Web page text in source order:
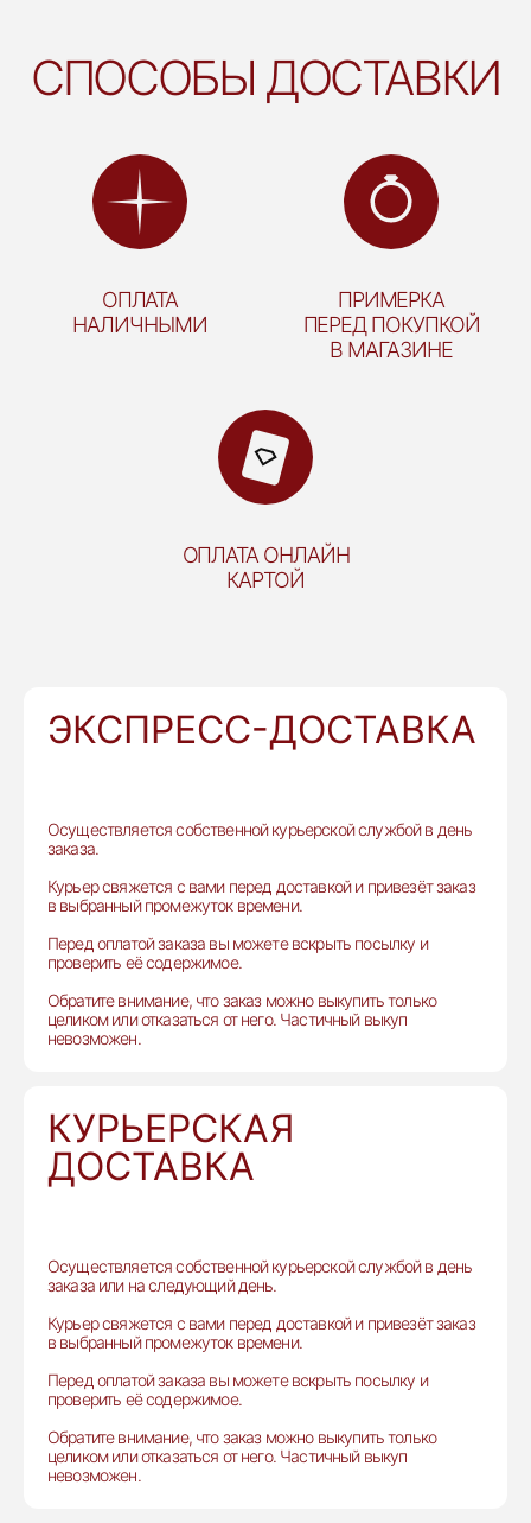
СПОСОБЫ ДОСТАВКИ
ОПЛАТА
НАЛИЧНЫМИ
ПРИМЕРКА
ПЕРЕД ПОКУПКОЙ
В МАГАЗИНЕ
ОПЛАТА ОНЛАЙН
КАРТОЙ
ЭКСПРЕСС-ДОСТАВКА
Осуществляется собственной курьерской службой в день
заказа.
Курьер свяжется с вами перед доставкой и привезёт заказ
в выбранный промежуток времени.
Перед оплатой заказа вы можете вскрыть посылку и
проверить её содержимое.
Обратите внимание, что заказ можно выкупить только
целиком или отказаться от него. Частичный выкуп
невозможен.
КУРЬЕРСКАЯ
ДОСТАВКА
Осуществляется собственной курьерской службой в день
заказа или на следующий день.
Курьер свяжется с вами перед доставкой и привезёт заказ
в выбранный промежуток времени.
Перед оплатой заказа вы можете вскрыть посылку и
проверить её содержимое.
Обратите внимание, что заказ можно выкупить только
целиком или отказаться от него. Частичный выкуп
невозможен.